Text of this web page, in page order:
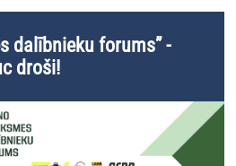
dalībnieku forums” -
droši!